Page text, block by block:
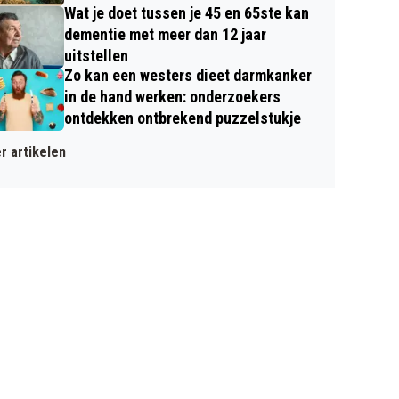
Wat je doet tussen je 45 en 65ste kan
dementie met meer dan 12 jaar
uitstellen
Zo kan een westers dieet darmkanker
in de hand werken: onderzoekers
ontdekken ontbrekend puzzelstukje
artikelen